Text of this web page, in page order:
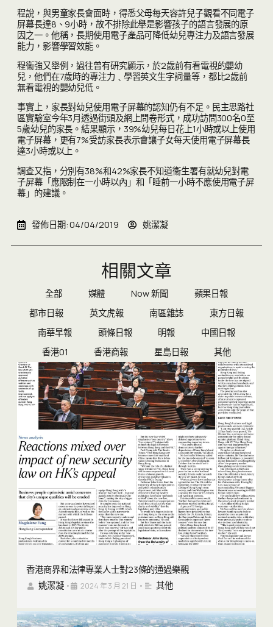
程說，與男童家長會面時，得悉父母每天容許兒子觀看不同電子
屏幕長達8、9小時，故不排除此舉是影響孩子的語言發展的原
因之一。他稱，長期使用電子產品可降低幼兒專注力及語言發展
能力，影響學習效能。
程衞強又舉例，過往曾有研究顯示，於2歲前有看電視的嬰幼
兒，他們在7歲時的專注力﹑學習英文生字詞量等，都比2歲前
無看電視的嬰幼兒低。
事實上，家長對幼兒使用電子屏幕的認知仍有不足。民主思路社
區實驗室今年3月透過街頭及網上問卷形式，成功訪問300名0至
5歲幼兒的家長。結果顯示，39%幼兒每日花上1小時或以上使用
電子屏幕，更有7%受訪家長表示會讓子女每天使用電子屏幕長
達3小時或以上。
調查又指，分別有38%和42%家長不知道衞生署有就幼兒對電
子屏幕「應限制在一小時以內」和「睡前一小時不應使用電子屏
幕」的建議。
發佈日期:04/04/2019 姚潔凝
相關文章
全部 媒體 Now 新聞
蘋果日報
都市日報
英文虎報 南區雜誌
東方日報
南華早報
頭條日報 明報
中國日報
香港01
香港商報 星島日報 其他
香港商界和法律專業人士對23條的通過樂觀
姚潔凝 • 2024 年 3 月 21 日 • 其他